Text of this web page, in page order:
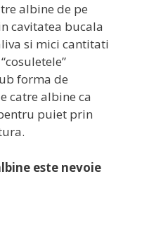
albine de pe
cavitatea bucala
si mici cantitati
forma de
catre albine ca
puiet prin
este nevoie